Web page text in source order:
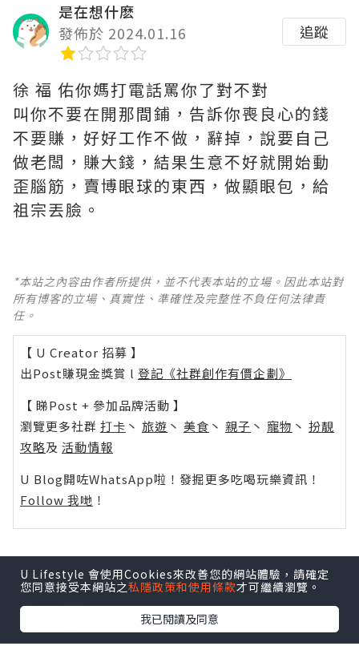
是在想什麽
發佈於 2024.01.16
追蹤
徐 福 佑你媽打電話罵你了對不對
叫你不要在開那間鋪，告訴你喪良心的錢
不要賺，好好工作不做，辭掉，說要自己
做老闆，賺大錢，結果生意不好就開始動
歪腦筋，賣博眼球的東西，做顯眼包，給
祖宗丟臉。
*本站之內容由作者所提供，並不代表本站的立場。因此本站對
所有博客的立場、真實性、準確性及完整性不負任何法律責
任。
【 U Creator 招募 】
出Post賺現金獎賞 l 登記《社群創作有價企劃》
【 睇Post + 參加品牌活動 】
瀏覽更多社群 打卡 丶 旅遊 丶 美食 丶 親子 丶 寵物 丶 扮靚
攻略及 活動情報
U Blog開咗WhatsApp啦！發掘更多吃喝玩樂資訊！
Follow 我哋 ！
0個讚好
U Lifestyle 會使用Cookies來改善您的網站體驗，請確定
您同意接受本網站之私隱政策和使用條款才可繼續瀏覽。
我已閱讀及同意